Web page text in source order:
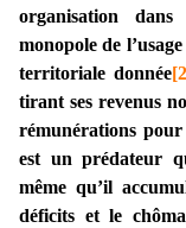
organisation
monopole de
territoriale donnée
tirant ses revenus
rémunérations
est un prédateur
même qu’il
déficits et le